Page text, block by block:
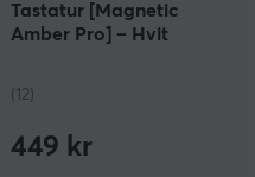
Tastatur [Magnetic
Amber Pro] – Hvit
(12)
449 kr